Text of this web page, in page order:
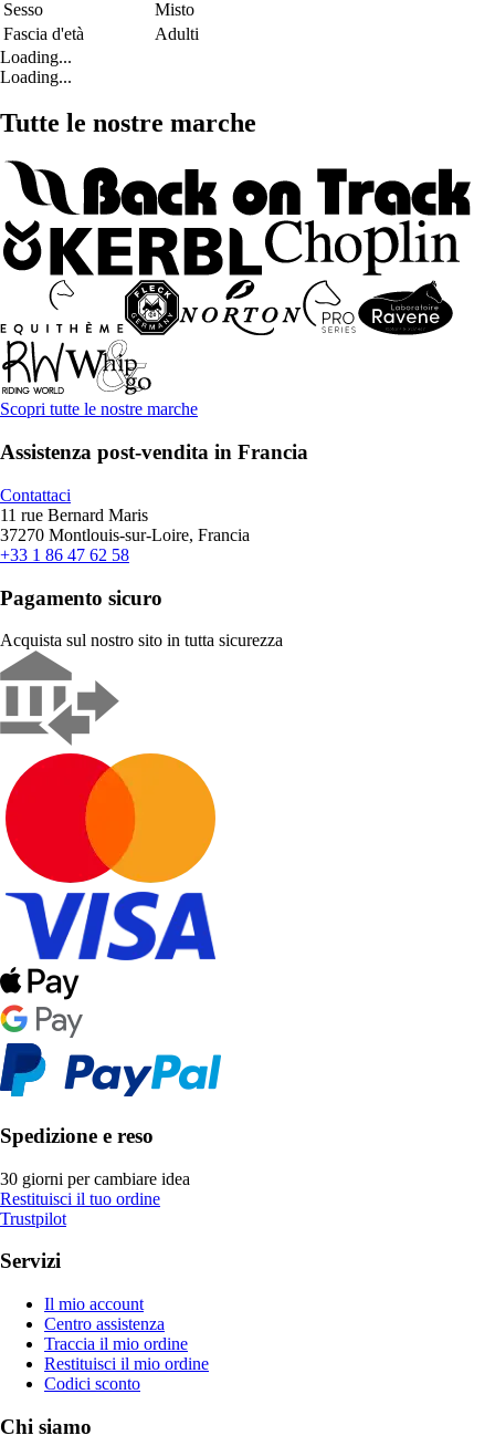
Sesso
Misto
Fascia d'età
Adulti
Loading...
Loading...
Tutte le nostre marche
Scopri tutte le nostre marche
Assistenza post-vendita in Francia
Contattaci
11 rue Bernard Maris
37270 Montlouis-sur-Loire, Francia
+33 1 86 47 62 58
Pagamento sicuro
Acquista sul nostro sito in tutta sicurezza
Spedizione e reso
30 giorni per cambiare idea
Restituisci il tuo ordine
Trustpilot
Servizi
Il mio account
Centro assistenza
Traccia il mio ordine
Restituisci il mio ordine
Codici sconto
Chi siamo